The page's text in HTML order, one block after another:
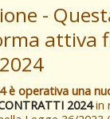
-
attiva
è operativa una
2024in